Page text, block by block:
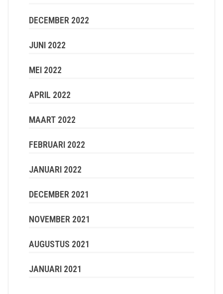
DECEMBER 2022
JUNI 2022
MEI 2022
APRIL 2022
MAART 2022
FEBRUARI 2022
JANUARI 2022
DECEMBER 2021
NOVEMBER 2021
AUGUSTUS 2021
JANUARI 2021